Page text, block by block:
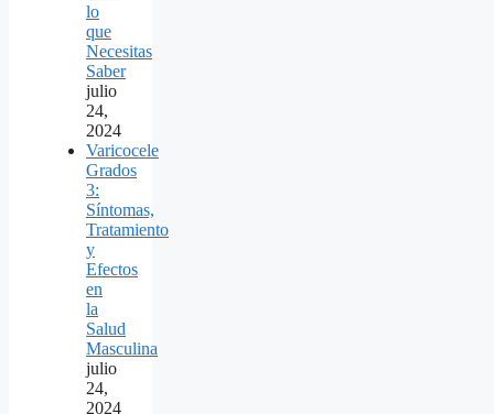
lo
que
Necesitas
Saber
julio
24,
2024
Varicocele
Grados
3:
Síntomas,
Tratamiento
y
Efectos
en
la
Salud
Masculina
julio
24,
2024